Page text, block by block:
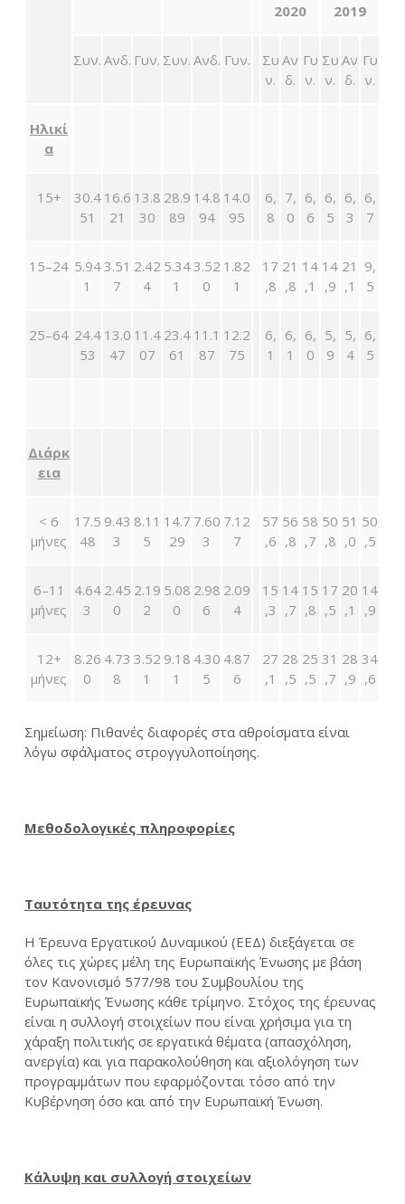
2020
2019
Συν. Ανδ. Γυν. Συν. Ανδ. Γυν.
Συ
ν.
Αν
δ.
Γυ
ν.
Συ
ν.
Αν
δ.
Γυ
ν.
Ηλικί
α
15+
30.4
51
16.6
21
13.8
30
28.9
89
14.8
94
14.0
95
6,
8
7,
0
6,
6
6,
5
6,
3
6,
7
15–24 5.94
1
3.51
7
2.42
4
5.34
1
3.52
0
1.82
1
17
,8
21
,8
14
,1
14
,9
21
,1
9,
5
25–64 24.4
53
13.0
47
11.4
07
23.4
61
11.1
87
12.2
75
6,
1
6,
1
6,
0
5,
9
5,
4
6,
5
Διάρκ
εια
< 6
μήνες
17.5
48
9.43
3
8.11
5
14.7
29
7.60
3
7.12
7
57
,6
56
,8
58
,7
50
,8
51
,0
50
,5
6–11
μήνες
4.64
3
2.45
0
2.19
2
5.08
0
2.98
6
2.09
4
15
,3
14
,7
15
,8
17
,5
20
,1
14
,9
12+
μήνες
8.26
0
4.73
8
3.52
1
9.18
1
4.30
5
4.87
6
27
,1
28
,5
25
,5
31
,7
28
,9
34
,6
Σημείωση: Πιθανές διαφορές στα αθροίσματα είναι
λόγω σφάλματος στρογγυλοποίησης.
Μεθοδολογικές πληροφορίες
Ταυτότητα της έρευνας
Η Έρευνα Εργατικού Δυναμικού (ΕΕΔ) διεξάγεται σε
όλες τις χώρες μέλη της Ευρωπαϊκής Ένωσης με βάση
τον Κανονισμό 577/98 του Συμβουλίου της
Ευρωπαϊκής Ένωσης κάθε τρίμηνο. Στόχος της έρευνας
είναι η συλλογή στοιχείων που είναι χρήσιμα για τη
χάραξη πολιτικής σε εργατικά θέματα (απασχόληση,
ανεργία) και για παρακολούθηση και αξιολόγηση των
προγραμμάτων που εφαρμόζονται τόσο από την
Κυβέρνηση όσο και από την Ευρωπαϊκή Ένωση.
Κάλυψη και συλλογή στοιχείων